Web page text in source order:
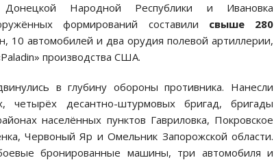
Народной Республики и Ивановка
формирований составили свыше 280
автомобилей и два орудия полевой артиллерии,
производства США.
в глубину обороны противника. Нанесли
десантно-штурмовых бригад, бригады
населённых пунктов Гавриловка, Покровское
Червоный Яр и Омельник Запорожской области.
бронированные машины, три автомобиля и